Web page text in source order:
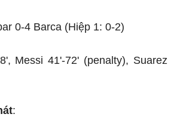
0-4 Barca (Hiệp 1: 0-2)
Messi 41'-72' (penalty), Suarez
: